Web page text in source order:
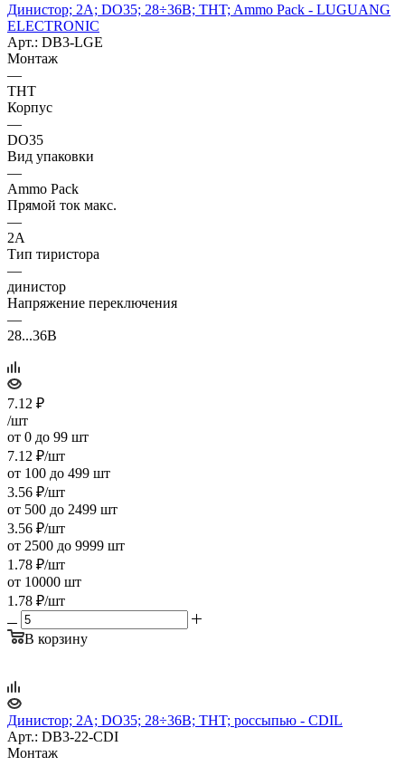
Динистор; 2А; DO35; 28÷36В; THT; Ammo Pack - LUGUANG
ELECTRONIC
Арт.: DB3-LGE
Монтаж
—
THT
Корпус
—
DO35
Вид упаковки
—
Ammo Pack
Прямой ток макс.
—
2А
Тип тиристора
—
динистор
Напряжение переключения
—
28...36В
7.12 ₽
/шт
от 0 до 99 шт
7.12 ₽/шт
от 100 до 499 шт
3.56 ₽/шт
от 500 до 2499 шт
3.56 ₽/шт
от 2500 до 9999 шт
1.78 ₽/шт
от 10000 шт
1.78 ₽/шт
В корзину
Динистор; 2А; DO35; 28÷36В; THT; россыпью - CDIL
Арт.: DB3-22-CDI
Монтаж